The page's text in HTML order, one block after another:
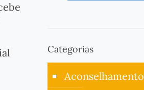
Categorias
Aconselhamento